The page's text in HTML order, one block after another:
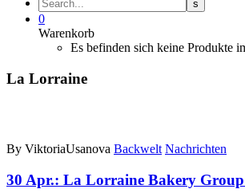
0
Warenkorb
Es befinden sich keine Produkte
La Lorraine
By ViktoriaUsanova Backwelt Nachrichten
30 Apr.: La Lorraine Bakery Group